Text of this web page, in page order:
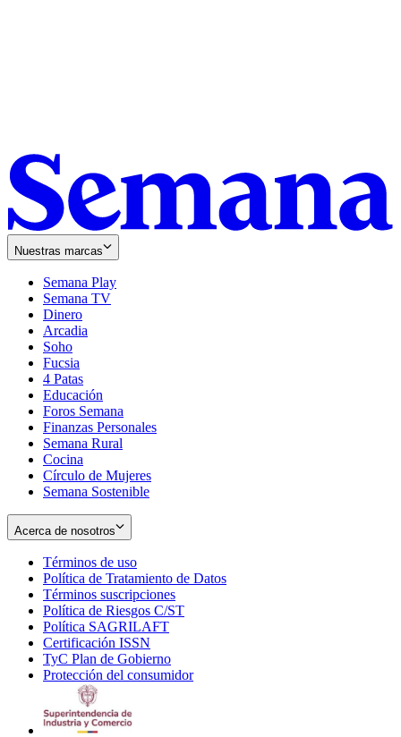
Nuestras marcas
Semana Play
Semana TV
Dinero
Arcadia
Soho
in
new
window
Fucsia
in
new
window
4 Patas
Educación
Foros Semana
Finanzas Personales
Semana Rural
Cocina
Círculo de Mujeres
Semana Sostenible
Acerca de nosotros
Términos de uso
in
new
window
Política de Tratamiento de Datos
Términos suscripciones
in
Política de Riesgos C/ST
Política SAGRILAFT
new
window
Certificación ISSN
in
new
TyC Plan de Gobierno
in
Protección del consumidorOpens